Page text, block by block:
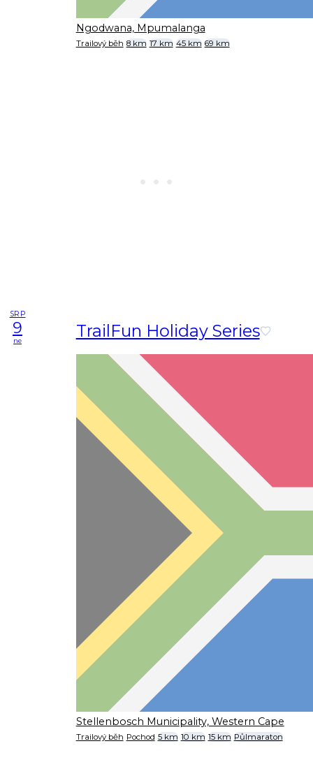
Ngodwana, Mpumalanga
Trailový běh 8 km 17 km 45 km 69 km
SRP
9
ne TrailFun Holiday Series
Stellenbosch Municipality, Western Cape
Trailový běh Pochod 5 km 10 km 15 km Půlmaraton